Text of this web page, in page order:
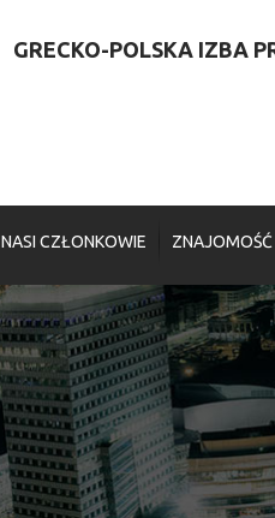
GRECKO-POLSKA IZBA
NASI CZŁONKOWIE ZNAJOMOŚĆ